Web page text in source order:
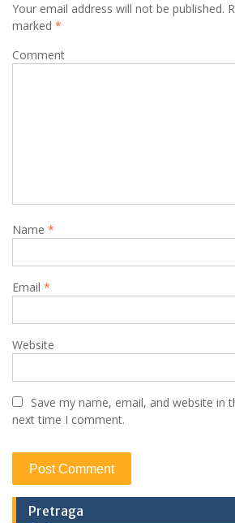
n
v
o
n
Your email address will not be published.
marked *
Comment
Name *
Email *
Website
Save my name, email, and website in
next time I comment.
Pretraga